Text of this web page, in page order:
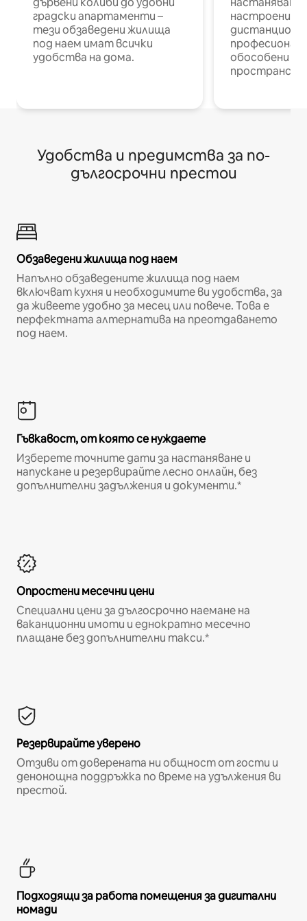
градски апартаменти –
тези обзаведени жилища
под наем имат всички
удобства на дома.
настроени и
обособени
Удобства и предимства за по-
дългосрочни престои
Обзаведени жилища под наем
Напълно обзаведените жилища под наем
включват кухня и необходимите ви удобства, за
да живеете удобно за месец или повече. Това е
перфектната алтернатива на преотдаването
под наем.
Гъвкавост, от която се нуждаете
Изберете точните дати за настаняване и
напускане и резервирайте лесно онлайн, без
допълнителни задължения и документи.*
Опростени месечни цени
Специални цени за дългосрочно наемане на
ваканционни имоти и еднократно месечно
плащане без допълнителни такси.*
Резервирайте уверено
Отзиви от доверената ни общност от гости и
денонощна поддръжка по време на удължения ви
престой.
Подходящи за работа помещения за дигитални
номади